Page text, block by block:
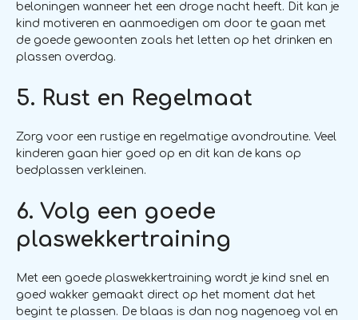
beloningen wanneer het een droge nacht heeft. Dit kan je
kind motiveren en aanmoedigen om door te gaan met
de goede gewoonten zoals het letten op het drinken en
plassen overdag.
5. Rust en Regelmaat
Zorg voor een rustige en regelmatige avondroutine. Veel
kinderen gaan hier goed op en dit kan de kans op
bedplassen verkleinen.
6. Volg een goede
plaswekkertraining
Met een goede plaswekkertraining wordt je kind snel en
goed wakker gemaakt direct op het moment dat het
begint te plassen. De blaas is dan nog nagenoeg vol en